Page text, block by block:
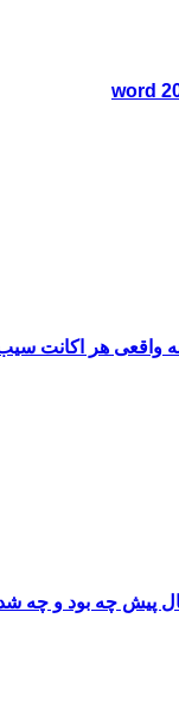
واقعی هر اکانت